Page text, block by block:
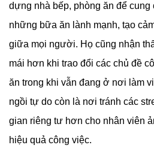
dựng nhà bếp, phòng ăn để cung
những bữa ăn lành mạnh, tạo
giữa mọi người. Họ cũng nhận
mái hơn khi trao đổi các chủ đề
ăn trong khi vẫn đang ở nơi làm
ngồi tự do còn là nơi tránh các
gian riêng tư hơn cho nhân viên
hiệu quả công việc.